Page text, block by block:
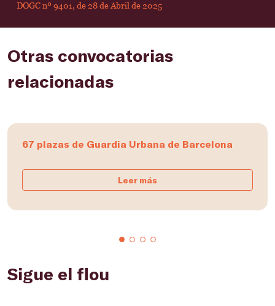
DOGC nº 9401, de 28 de Abril de 2025
Otras convocatorias
relacionadas
67 plazas de Guardia Urbana de Barcelona
Leer más
Sigue el flou